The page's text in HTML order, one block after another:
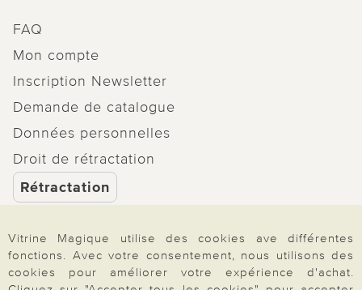
FAQ
Mon compte
Inscription Newsletter
Demande de catalogue
Données personnelles
Droit de rétractation
Rétractation
Paiement & Livraison
Vitrine Magique utilise des cookies ave différentes
fonctions. Avec votre consentement, nous utilisons des
cookies pour améliorer votre expérience d'achat.